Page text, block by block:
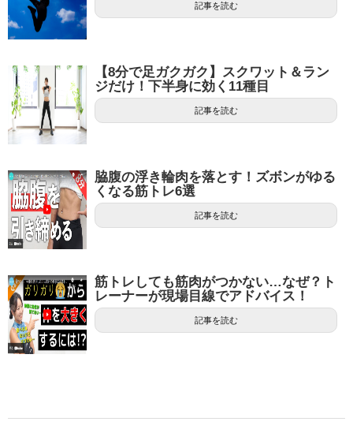
記事を読む
【8分で足ガクガク】スクワット＆ラン
ジだけ！下半身に効く11種目
記事を読む
脇腹の浮き輪肉を落とす！ズボンがゆる
くなる筋トレ6選
記事を読む
筋トレしても筋肉がつかない…なぜ？ト
レーナーが現場目線でアドバイス！
記事を読む